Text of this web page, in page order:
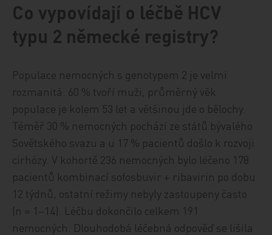
Co vypovídají o léčbě HCV
typu 2 německé registry?
Populace nemocných s genotypem 2 je velmi
rozmanitá: 60 % tvoří muži, průměrný věk
populace je kolem 53 let a většinou jde o bělochy.
Téměř 30 % nemocných pochází ze států bývalého
Sovětského svazu a u 17 % pacientů došlo k rozvoji
cirhózy. V kohortě 236 nemocných bylo léčeno 178
pacientů kombinací sofosbuvir + ribavirin po dobu
12 týdnů, ostatní režimy nebyly zastoupeny často
(n = 1–14). Léčbu dokončilo celkem 191
nemocných. Dlouhodobá léčebná odpověď se lišila